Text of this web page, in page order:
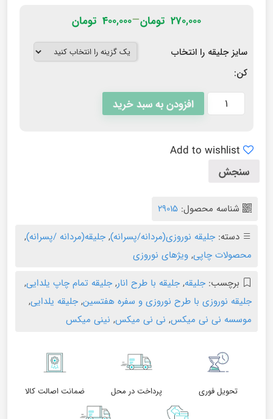
۲۷۰,۰۰۰ تومان–۴۰۰,۰۰۰ تومان
سایز جلیقه را انتخاب
کن:
افزودن به سبد خرید
Add to wishlist
سنجش
شناسه محصول: ۲۹۰۱۵
دسته: جلیقه نوروزی(مردانه/پسرانه), جلیقه(مردانه /پسرانه),
محصولات چاپی, ویژهای نوروزی
برچسب: جلیقه, جلیقه با طرح انار, جلیقه تمام چاپ یلدایی,
جلیقه نوروزی با طرح نوروزی و سفره هفتسین, جلیقه یلدایی,
موسسه نی نی میکس, نی نی میکس, نینی میکس
تحویل فوری پرداخت در محل ضمانت اصالت کالا